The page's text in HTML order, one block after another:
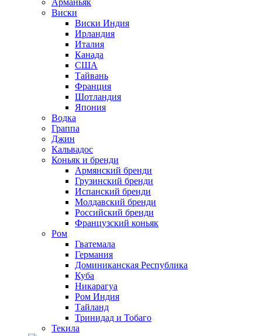
Арманьяк
Виски
Виски Индия
Ирландия
Италия
Канада
США
Тайвань
Франция
Шотландия
Япония
Водка
Граппа
Джин
Кальвадос
Коньяк и бренди
Армянский бренди
Грузинский бренди
Испанский бренди
Молдавский бренди
Российский бренди
Французский коньяк
Ром
Гватемала
Германия
Доминиканская Республика
Куба
Никарагуа
Ром Индия
Тайланд
Тринидад и Тобаго
Текила